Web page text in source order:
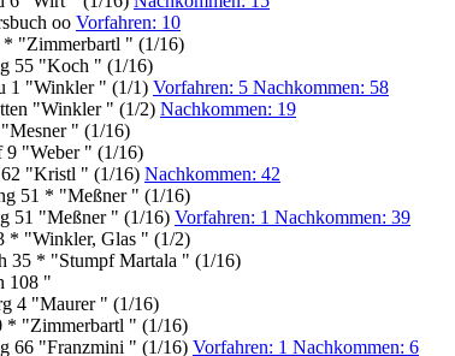
oo Vorfahren: 10
* "Zimmerbartl " (1/16)
55 "Koch " (1/16)
1 "Winkler " (1/1) Vorfahren: 5 Nachkommen: 58
"Winkler " (1/2) Nachkommen: 19
" (1/16)
9 "Weber " (1/16)
62 "Kristl " (1/16) Nachkommen: 42
51 * "Meßner " (1/16)
51 "Meßner " (1/16) Vorfahren: 1 Nachkommen: 39
* "Winkler, Glas " (1/2)
35 * "Stumpf Martala " (1/16)
108 "
4 "Maurer " (1/16)
* "Zimmerbartl " (1/16)
66 "Franzmini " (1/16) Vorfahren: 1 Nachkommen: 6